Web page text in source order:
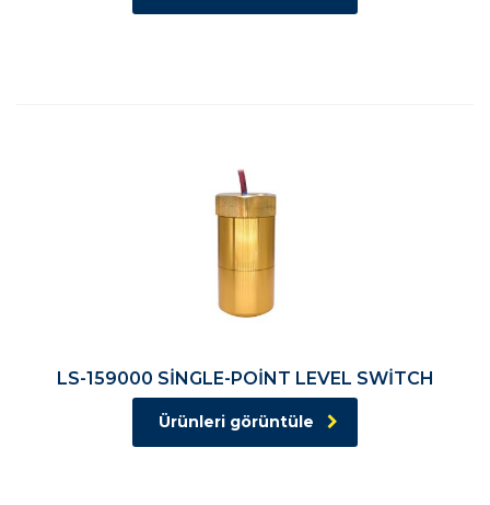
LS-159000 SİNGLE-POİNT LEVEL SWİTCH
Ürünleri görüntüle